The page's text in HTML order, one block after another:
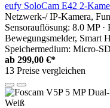
eufy SoloCam E42 2-
Netzwerk-/ IP-Kamera,
Sensorauflösung: 8.0 MP
Bewegungsmelder, Smart
Speichermedium: Micro-SD
ab 299,00 €*
13 Preise vergleichen